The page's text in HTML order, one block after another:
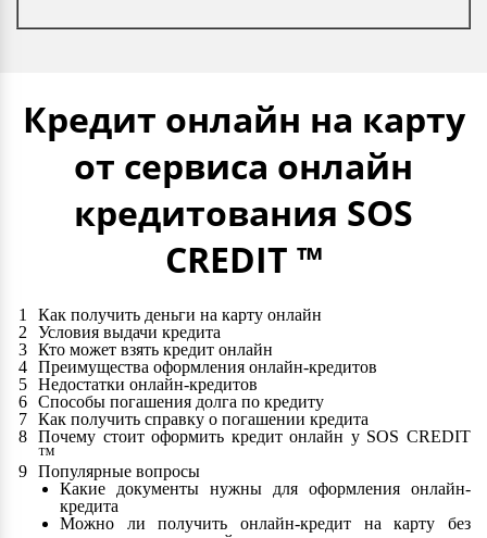
Кредит онлайн на карту
от сервиса онлайн
кредитования SOS
CREDIT ™
Как получить деньги на карту онлайн
Условия выдачи кредита
Кто может взять кредит онлайн
Преимущества оформления онлайн-кредитов
Недостатки онлайн-кредитов
Способы погашения долга по кредиту
Как получить справку о погашении кредита
Почему стоит оформить кредит онлайн у SOS CREDIT
™
Популярные вопросы
Какие документы нужны для оформления онлайн-
кредита
Можно ли получить онлайн-кредит на карту без